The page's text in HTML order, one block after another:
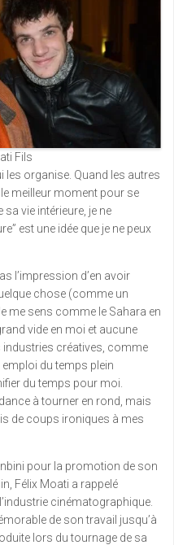
Fils
les organise. Quand les autres
meilleur moment pour se
vie intérieure, je ne
est une idée que je ne peux
l’impression d’en avoir
chose (comme un
me sens comme le Sahara en
vide en moi et aucune
industries créatives, comme
emploi du temps plein
du temps pour moi.
à tourner en rond, mais
de coups ironiques à mes
pour la promotion de son
Félix Moati a rappelé
cinématographique.
de son travail jusqu’à
lors du tournage de sa